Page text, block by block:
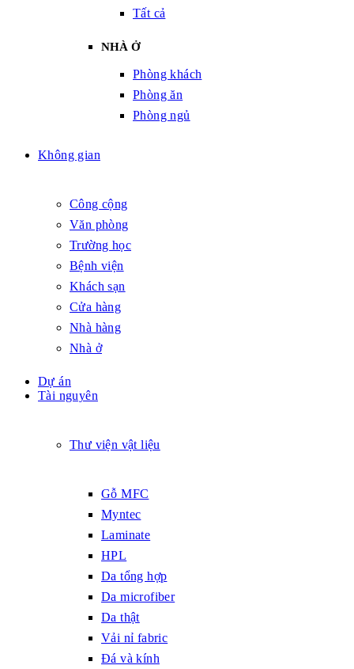
Tất cả
NHÀ Ở
Phòng khách
Phòng ăn
Phòng ngủ
Không gian
Công cộng
Văn phòng
Trường học
Bệnh viện
Khách sạn
Cửa hàng
Nhà hàng
Nhà ở
Dự án
Tài nguyên
Thư viện vật liệu
Gỗ MFC
Myntec
Laminate
HPL
Da tổng hợp
Da microfiber
Da thật
Vải nỉ fabric
Đá và kính